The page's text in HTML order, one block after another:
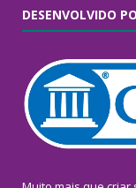
DESENVOLVIDO